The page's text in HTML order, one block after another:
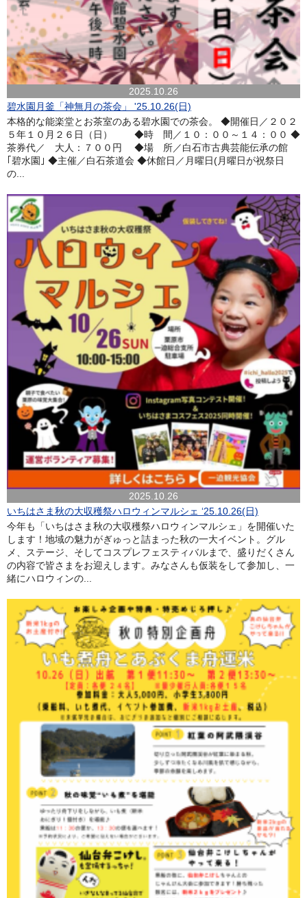
2025.10.26
碧水園月釜「神無月の茶会」 '25.10.26(日)
本格的な能楽堂とお茶室のある碧水園での茶会。 ◆開催日／２０２
５年１０月２６日（日） ◆時 間／１０：００～１４：００ ◆
茶券代／ 大人：７００円 ◆場 所／白石市古典芸能伝承の館
｢碧水園｣ ◆主催／白石茶道会 ◆休館日／月曜日(月曜日が祝祭日
の...
2025.10.26
いちはさま秋の大収穫祭ハロウィンマルシェ ‘25.10.26(日)
今年も「いちはさま秋の大収穫祭ハロウィンマルシェ」を開催いた
します！地域の魅力がぎゅっと詰まった秋の一大イベント。グル
メ、ステージ、そしてコスプレフェスティバルまで、盛りだくさん
の内容で皆さまをお迎えします。みなさんも仮装をして参加し、一
緒にハロウィンの...